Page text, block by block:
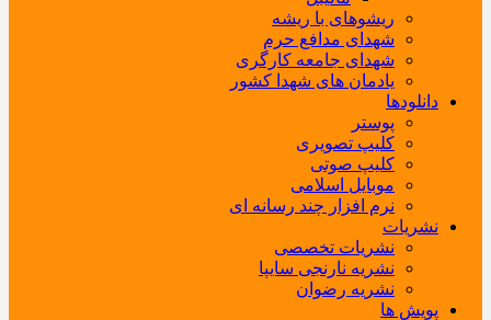
ریشوهای با ریشه
شهدای مدافع حرم
شهدای جامعه کارگری
یادمان های شهدا کشور
دانلودها
پوستر
کلیپ تصویری
کلیپ صوتی
موبایل اسلامی
نرم افزار چند رسانه ای
نشریات
نشریات تخصصی
نشریه نارنجی سایپا
نشریه رضوان
پویش ها